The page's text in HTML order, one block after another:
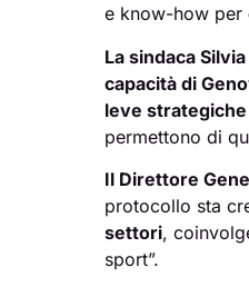
e know-how per
La sindaca
capacità di
leve
permettono di
Il Direttore
protocollo sta
settori,
sport”.